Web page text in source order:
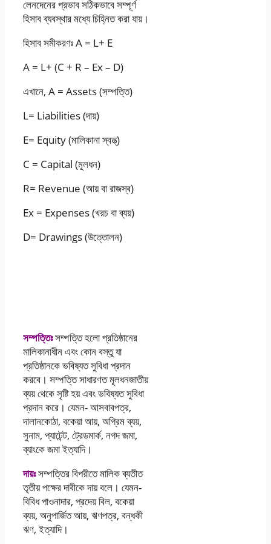
লেনদেনের প্রভাব সঠিকভাবে সম্পূর্ণ
হিসাব ব্যবস্থার মধ্যে চিহ্নিত করা যায়।
হিসাব সমীকরণঃ A = L+ E
A = L+ (C + R – Ex – D)
এখানে, A = Assets (সম্পত্তি)
L= Liabilities (দায়)
E= Equity (মালিকানা স্বত্ত্)
C = Capital (মূলধন)
R= Revenue (আয় বা রাজস্ব)
Ex = Expenses (খরচ বা ব্যয়)
D= Drawings (উত্তোলন)
সম্পত্তিঃসম্পত্তি হলাে প্রতিষ্ঠানের
মালিকানাধীন এবং কোন বস্তু যা
প্রতিষ্ঠানকে ভবিষ্যত সুবিধা প্রদান
করবে। সম্পত্তি সাধারণত মূলধনজাতীয়
ব্যয় থেকে সৃষ্টি হয় এবং ভবিষ্যত সুবিধা
প্রদান করে। যেমন- আসবাবপত্র,
দালানকোঠা, বকেয়া আয়, অগ্রিম ব্যয়,
সুনাম, প্যাটেন্ট, ট্রেডমার্ক, নগদ জমা,
ব্যাংকে জমা ইত্যাদি।
দায়ঃসম্পত্তির বিপরীতে মালিক ব্যতীত
তৃতীয় পক্ষের দাবীকে দায় বলে। যেমন-
বিবিধ পাওনাদার, প্রদেয় বিল, বকেয়া
ব্যয়, অনুপার্জিত আয়, ঋণপত্র, বন্ধকী
ঋণ, ইত্যাদি।